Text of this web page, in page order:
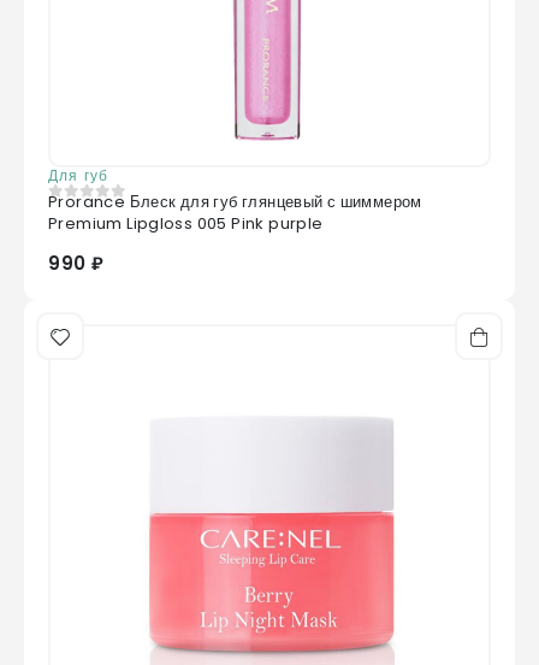
Для губ
0 из 5
Prorance Блеск для губ глянцевый с шиммером
Premium Lipgloss 005 Pink purple
990 ₽